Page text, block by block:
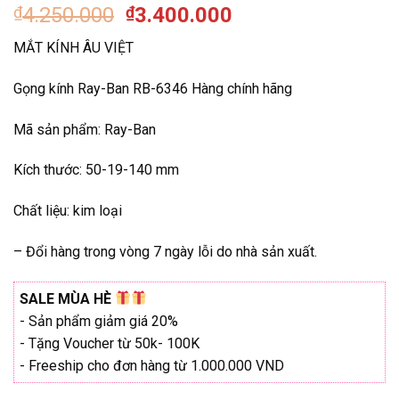
₫4.250.000 Giá
gốc
là:
₫4.250.000.
₫3.400.000
là:
₫3.400.000.
MẮT KÍNH ÂU VIỆT
Gọng kính Ray-Ban RB-6346 Hàng chính hãng
Mã sản phẩm: Ray-Ban
Kích thước: 50-19-140 mm
Chất liệu: kim loại
– Đổi hàng trong vòng 7 ngày lỗi do nhà sản xuất.
SALE MÙA HÈ
- Sản phẩm giảm giá 20%
- Tặng Voucher từ 50k- 100K
- Freeship cho đơn hàng từ 1.000.000 VND